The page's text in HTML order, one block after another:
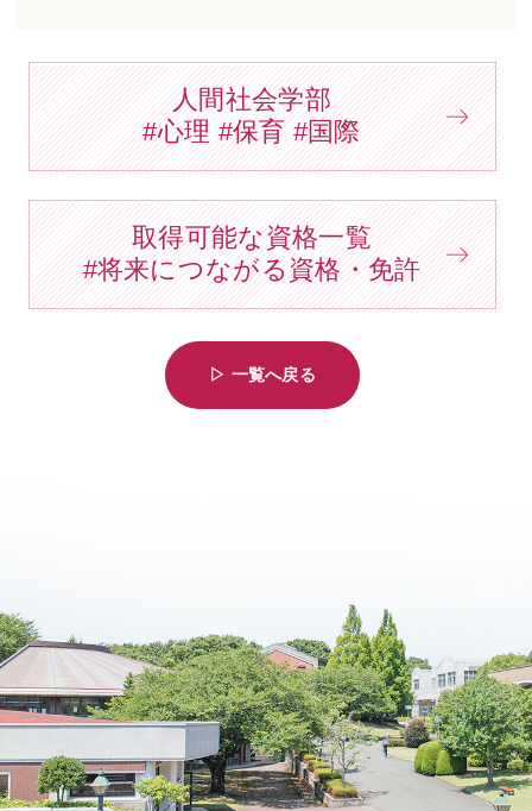
人間社会学部
#心理 #保育 #国際
取得可能な資格一覧
#将来につながる資格・免許
▷ 一覧へ戻る